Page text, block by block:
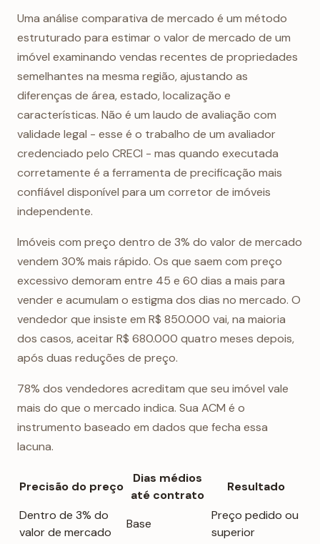
Uma análise comparativa de mercado é um método
estruturado para estimar o valor de mercado de um
imóvel examinando vendas recentes de propriedades
semelhantes na mesma região, ajustando as
diferenças de área, estado, localização e
características. Não é um laudo de avaliação com
validade legal - esse é o trabalho de um avaliador
credenciado pelo CRECI - mas quando executada
corretamente é a ferramenta de precificação mais
confiável disponível para um corretor de imóveis
independente.
Imóveis com preço dentro de 3% do valor de mercado
vendem 30% mais rápido. Os que saem com preço
excessivo demoram entre 45 e 60 dias a mais para
vender e acumulam o estigma dos dias no mercado. O
vendedor que insiste em R$ 850.000 vai, na maioria
dos casos, aceitar R$ 680.000 quatro meses depois,
após duas reduções de preço.
78% dos vendedores acreditam que seu imóvel vale
mais do que o mercado indica. Sua ACM é o
instrumento baseado em dados que fecha essa
lacuna.
Precisão do preço
Dias médios
até contrato
Resultado
Dentro de 3% do
valor de mercado
Base
Preço pedido ou
superior